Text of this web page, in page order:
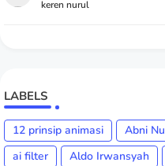
keren nurul
LABELS
12 prinsip animasi Abni
ai filter
Aldo Irwansyah